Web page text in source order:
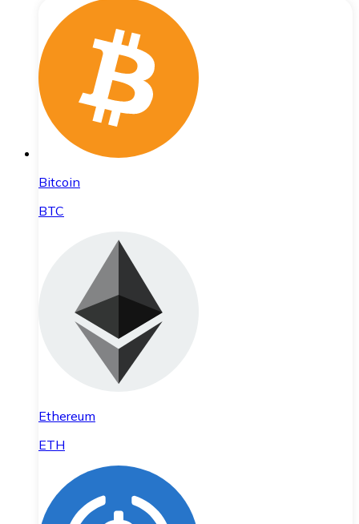
Bitcoin
BTC
Ethereum
ETH